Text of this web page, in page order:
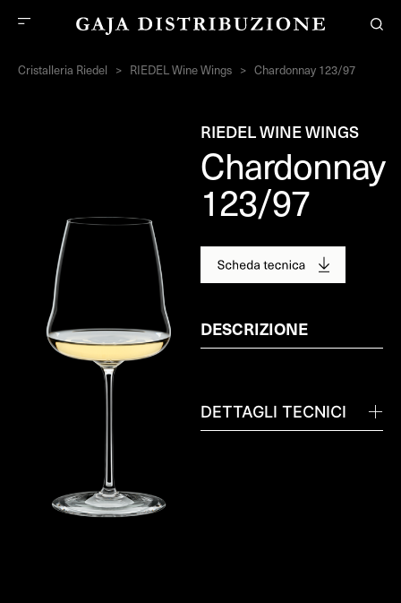
Cristalleria Riedel > RIEDEL Wine Wings > Chardonnay 123/97
RIEDEL WINE WINGS
Chardonnay
123/97
DESCRIZIONE
DETTAGLI TECNICI